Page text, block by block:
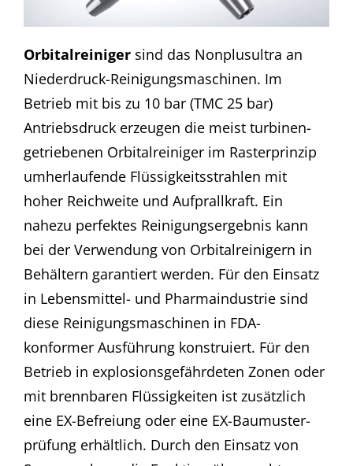
Orbitalreinigersind das Nonplus­ultra an
Nieder­druck-Reinigungs­maschinen. Im
Betrieb mit bis zu 10 bar (TMC 25 bar)
Antriebs­druck erzeugen die meist turbinen­
getriebenen Orbital­reiniger im Raster­prinzip
umher­laufende Flüssig­keits­strahlen mit
hoher Reich­weite und Aufprall­kraft. Ein
nahezu perfektes Reinigungs­ergebnis kann
bei der Verwendung von Orbital­reinigern in
Behältern garantiert werden. Für den Einsatz
in Lebens­mittel- und Pharma­industrie sind
diese Reinigungs­maschinen in FDA-
konformer Ausführung konstruiert. Für den
Betrieb in explosions­gefährdeten Zonen oder
mit brenn­baren Flüssig­keiten ist zusätzlich
eine EX-Befreiung oder eine EX-Baumuster­
prüfung erhältlich. Durch den Einsatz von